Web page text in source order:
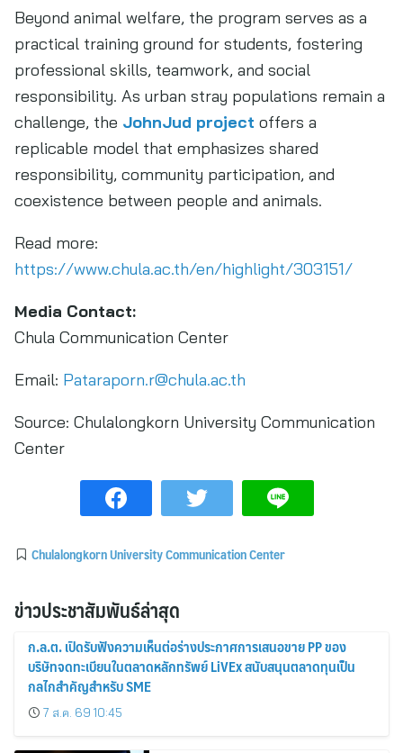
Beyond animal welfare, the program serves as a
practical training ground for students, fostering
professional skills, teamwork, and social
responsibility. As urban stray populations remain a
challenge, the JohnJud project offers a
replicable model that emphasizes shared
responsibility, community participation, and
coexistence between people and animals.
Read more:
https://www.chula.ac.th/en/highlight/303151/
Media Contact:
Chula Communication Center
Email: Pataraporn.r@chula.ac.th
Source: Chulalongkorn University Communication
Center
Chulalongkorn University Communication Center
ข่าวประชาสัมพันธ์ล่าสุด
ก.ล.ต. เปิดรับฟังความเห็นต่อร่างประกาศการเสนอขาย PP ของ
บริษัทจดทะเบียนในตลาดหลักทรัพย์ LiVEx สนับสนุนตลาดทุนเป็น
กลไกสำคัญสำหรับ SME
7 ส.ค. 69 10:45